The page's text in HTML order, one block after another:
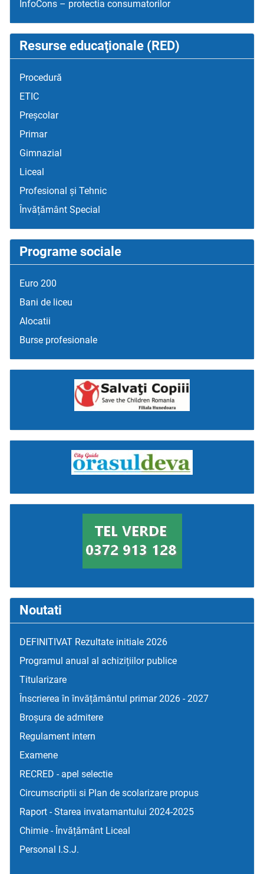
InfoCons – protectia consumatorilor
Resurse educaţionale (RED)
Procedură
ETIC
Preșcolar
Primar
Gimnazial
Liceal
Profesional și Tehnic
Învățământ Special
Programe sociale
Euro 200
Bani de liceu
Alocatii
Burse profesionale
Noutati
DEFINITIVAT Rezultate initiale 2026
Programul anual al achizițiilor publice
Titularizare
Înscrierea în învățământul primar 2026 - 2027
Broșura de admitere
Regulament intern
Examene
RECRED - apel selectie
Circumscriptii si Plan de scolarizare propus
Raport - Starea invatamantului 2024-2025
Chimie - Învățământ Liceal
Personal I.S.J.